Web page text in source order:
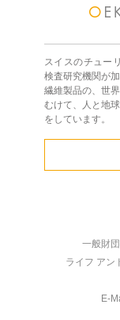
スイスのチュー
検査研究機関が
繊維製品の、世
むけて、人と地
をしています。
一般財
ライフ アン
E-